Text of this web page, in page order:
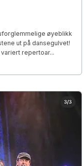
øyeblikk
ut på dansegulvet!
repertoar...